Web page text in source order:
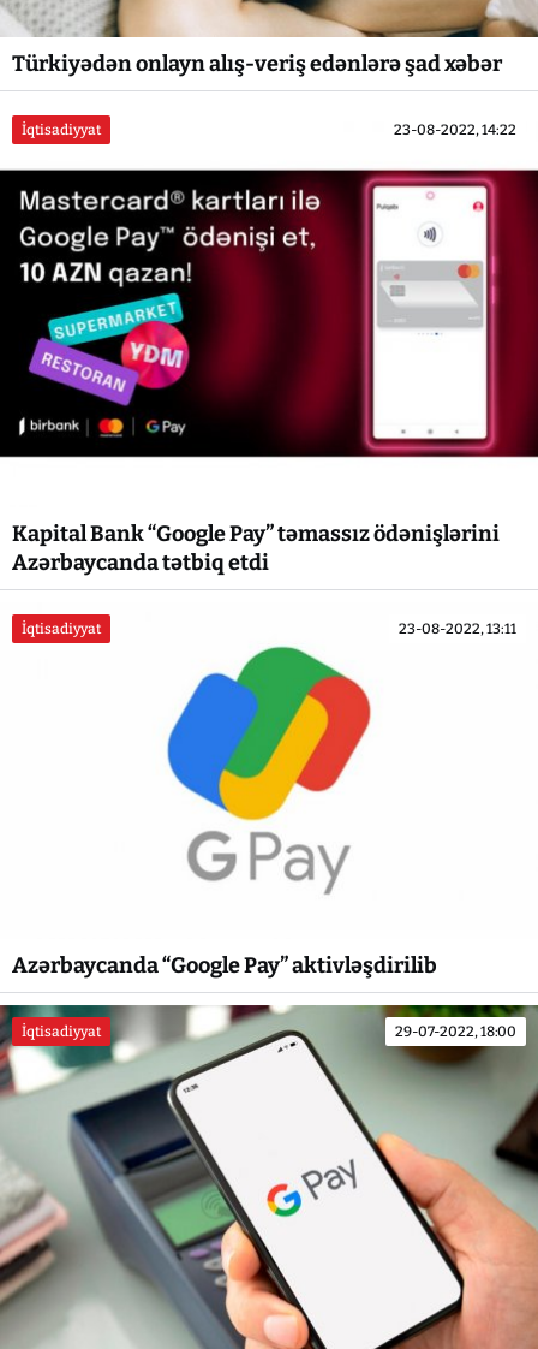
Türkiyədən onlayn alış-veriş edənlərə şad xəbər
İqtisadiyyat 23-08-2022, 14:22
Kapital Bank “Google Pay” təmassız ödənişlərini
Azərbaycanda tətbiq etdi
İqtisadiyyat 23-08-2022, 13:11
Azərbaycanda “Google Pay” aktivləşdirilib
İqtisadiyyat 29-07-2022, 18:00